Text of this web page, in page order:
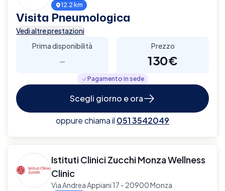
12.2 km
Visita Pneumologica
Vedi altre prestazioni
Prima disponibilità
-
Prezzo
130€
Pagamento in sede
Scegli giorno e ora
oppure chiama il 051 3542049
Istituti Clinici Zucchi Monza Wellness
Clinic
Via Andrea Appiani 17 - 20900 Monza